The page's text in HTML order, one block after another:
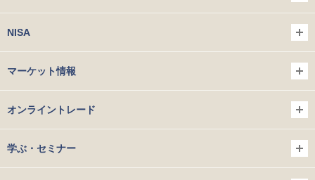
NISA
マーケット情報
オンライントレード
学ぶ・セミナー